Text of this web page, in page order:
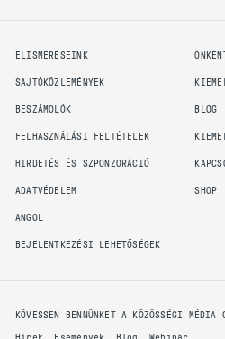
ELISMERÉSEINK
SAJTÓKÖZLEMÉNYEK
BESZÁMOLÓK
FELHASZNÁLÁSI FELTÉTELEK
HIRDETÉS ÉS SZPONZORÁCIÓ
ADATVÉDELEM
ANGOL
BEJELENTKEZÉSI LEHETŐSÉGEK
BLOG
SHOP
KÖVESSEN BENNÜNKET A KÖZÖSSÉGI MÉDIA